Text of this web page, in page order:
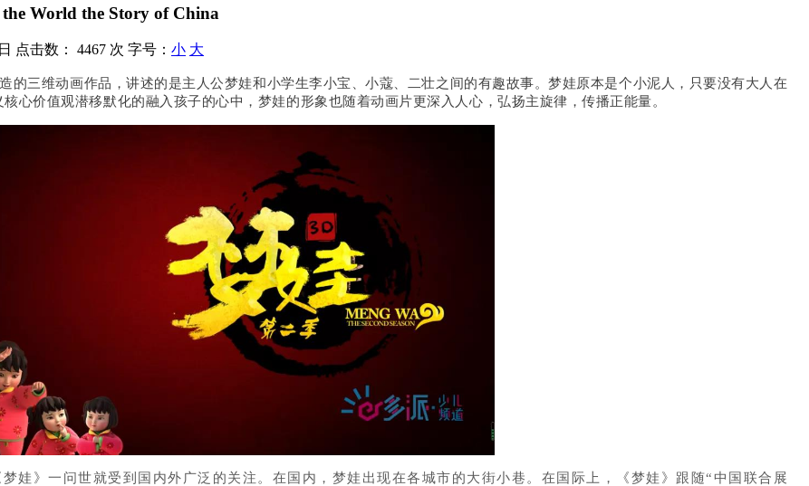
World the Story of China
点击数： 4467 次 字号： 小 大
三维动画作品，讲述的是主人公梦娃和小学生李小宝、小蔻、二壮之间的有趣故事。梦娃原本是个小泥人，只要没有大人在
心价值观潜移默化的融入孩子的心中，梦娃的形象也随着动画片更深入人心，弘扬主旋律，传播正能量。
》一问世就受到国内外广泛的关注。在国内，梦娃出现在各城市的大街小巷。在国际上，《梦娃》跟随“中国联合展